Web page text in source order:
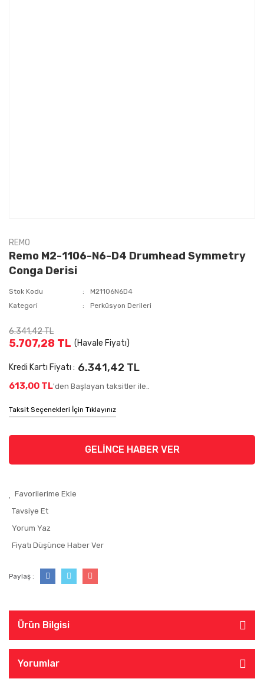
REMO
Remo M2-1106-N6-D4 Drumhead Symmetry
Conga Derisi
Stok Kodu
M21106N6D4
Kategori
Perküsyon Derileri
6.341,42 TL
5.707,28 TL (Havale Fiyatı)
Kredi Kartı Fiyatı : 6.341,42 TL
613,00 TL'den Başlayan taksitler ile..
Taksit Seçenekleri İçin Tıklayınız
GELİNCE HABER VER
Tavsiye Et
Yorum Yaz
Fiyatı Düşünce Haber Ver
Paylaş :
Ürün Bilgisi
Yorumlar